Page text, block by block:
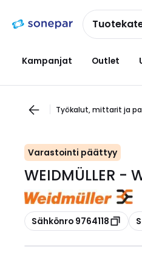
navigointiinsisältöön
Kampanjat Outlet
Työkalut, mittarit ja
Varastointi päättyy
WEIDMÜLLER -
Kopioi
Sähkönro 9764118